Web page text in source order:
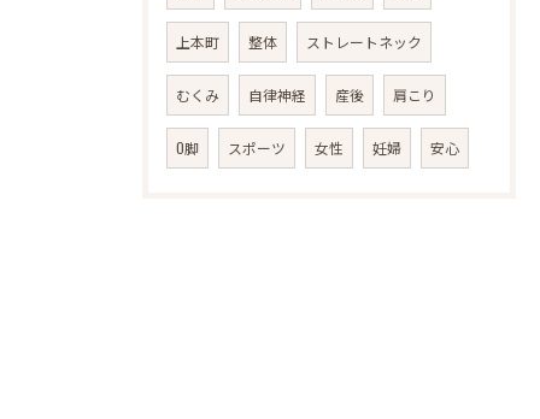
上本町 整体 ストレートネック
むくみ 自律神経 産後 肩こり
O脚 スポーツ 女性 妊婦 安心